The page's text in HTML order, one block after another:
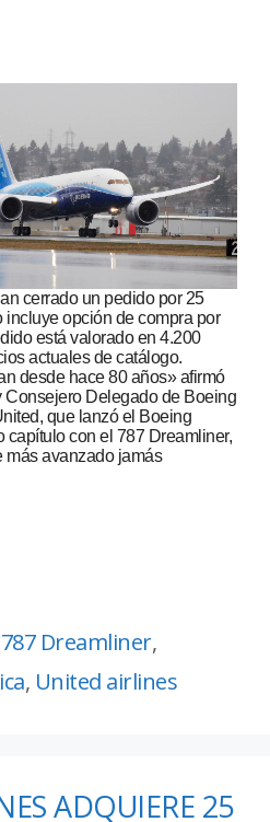
cerrado un pedido por 25
opción de compra por
está valorado en 4.200
actuales de catálogo.
desde hace 80 años» afirmó
Consejero Delegado de Boeing
que lanzó el Boeing
capítulo con el 787 Dreamliner,
más avanzado jamás
Dreamliner,
, United airlines
ADQUIERE 25